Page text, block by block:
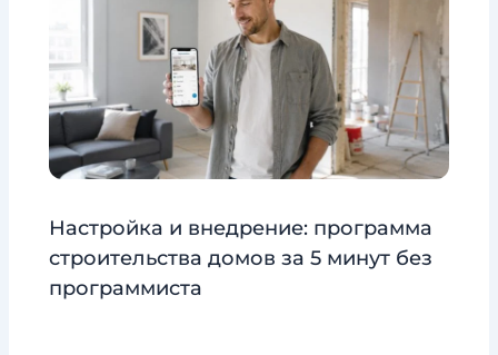
Настройка и внедрение: программа
строительства домов за 5 минут без
программиста